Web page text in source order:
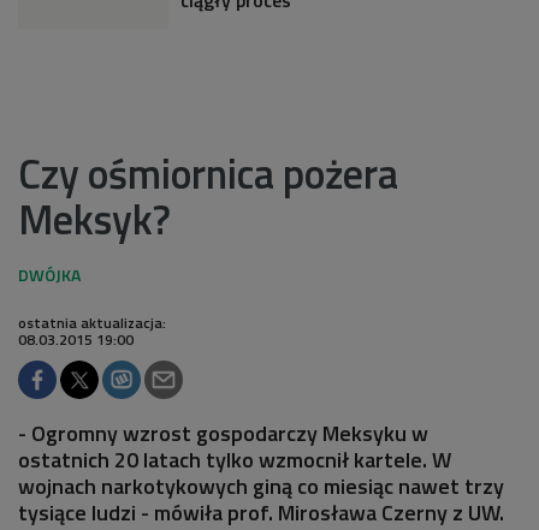
Czy ośmiornica pożera
Meksyk?
ostatnia aktualizacja:
08.03.2015 19:00
- Ogromny wzrost gospodarczy Meksyku w
ostatnich 20 latach tylko wzmocnił kartele. W
wojnach narkotykowych giną co miesiąc nawet trzy
tysiące ludzi - mówiła prof. Mirosława Czerny z UW.